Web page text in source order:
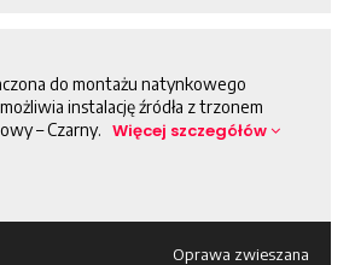
do montażu natynkowego
instalację źródła z trzonem
– Czarny. Więcej szczegółów
Oprawa zwieszana